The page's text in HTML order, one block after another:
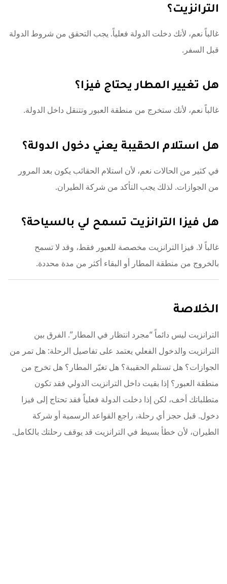
الترانزيت؟
غالباً نعم، لأنك دخلت الدولة فعلياً. يجب التحقق من شروط الدولة
قبل السفر.
هل تغيير المطار يحتاج فيزا؟
غالباً نعم، لأنك ستخرج من منطقة العبور وتتنقل داخل الدولة.
هل استلام الحقيبة يعني دخول الدولة؟
في كثير من الحالات نعم، لأن استلام الحقائب يكون بعد المرور
من الجوازات. لذلك يجب التأكد من شركة الطيران.
هل فيزا الترانزيت تسمح لي بالسياحة؟
غالباً لا. فيزا الترانزيت مخصصة للعبور فقط، وقد لا تسمح
بالخروج من منطقة المطار أو البقاء أكثر من مدة محددة.
الخلاصة
الترانزيت ليس دائماً “مجرد انتظار في المطار”. الفرق بين
الترانزيت والدخول الفعلي يعتمد على تفاصيل الرحلة: هل تمر من
الجوازات؟ هل تستلم الحقيبة؟ هل تغيّر المطار؟ هل تخرج من
منطقة العبور؟ إذا بقيت داخل الترانزيت الدولي فقد تكون
متطلباتك أخف، لكن إذا دخلت الدولة فعلياً فقد تحتاج إلى فيزا
دخول. قبل حجز أي رحلة، راجع القواعد الرسمية أو شركة
الطيران، لأن خطأ بسيط في الترانزيت قد يوقف رحلتك بالكامل.